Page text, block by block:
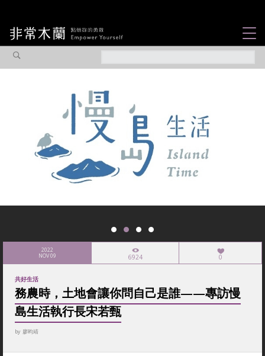
焦點企劃
社會企業
認識我們
2022
NOV 09 6924 0
共好生活
務農時，土地會讓你問自己是誰——專訪慢
島生活執行長宋若甄
by 廖昀靖